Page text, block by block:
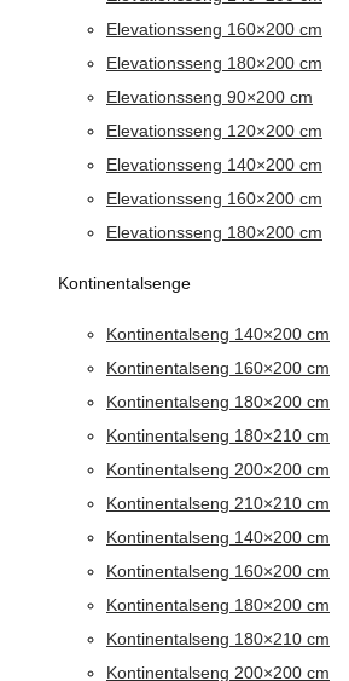
Elevationsseng 160×200 cm
Elevationsseng 180×200 cm
Elevationsseng 90×200 cm
Elevationsseng 120×200 cm
Elevationsseng 140×200 cm
Elevationsseng 160×200 cm
Elevationsseng 180×200 cm
Kontinentalsenge
Kontinentalseng 140×200 cm
Kontinentalseng 160×200 cm
Kontinentalseng 180×200 cm
Kontinentalseng 180×210 cm
Kontinentalseng 200×200 cm
Kontinentalseng 210×210 cm
Kontinentalseng 140×200 cm
Kontinentalseng 160×200 cm
Kontinentalseng 180×200 cm
Kontinentalseng 180×210 cm
Kontinentalseng 200×200 cm